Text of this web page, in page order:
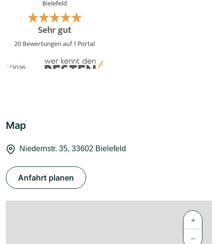
Map
Niedernstr. 35, 33602 Bielefeld
Anfahrt planen
+
−